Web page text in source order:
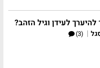
להיערך לעידן וגיל הזהב?
|
(3)